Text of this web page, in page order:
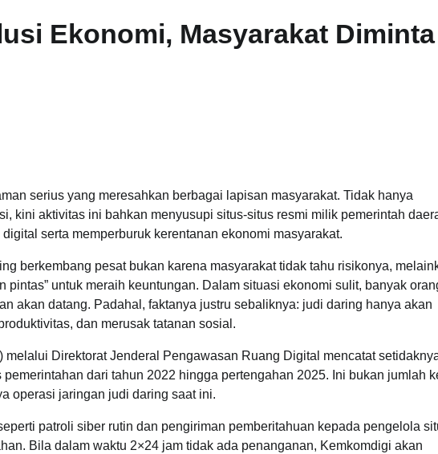
Ekonomi, Masyarakat Diminta
serius yang meresahkan berbagai lapisan masyarakat. Tidak hanya
kini aktivitas ini bahkan menyusupi situs-situs resmi milik pemerintah
serta memperburuk kerentanan ekonomi masyarakat.
berkembang pesat bukan karena masyarakat tidak tahu risikonya,
pintas” untuk meraih keuntungan. Dalam situasi ekonomi sulit, banyak
akan datang. Padahal, faktanya justru sebaliknya: judi daring hanya akan
dan merusak tatanan sosial.
Direktorat Jenderal Pengawasan Ruang Digital mencatat
dari tahun 2022 hingga pertengahan 2025. Ini bukan jumlah
operasi jaringan judi daring saat ini.
patroli siber rutin dan pengiriman pemberitahuan kepada pengelola
Bila dalam waktu 2×24 jam tidak ada penanganan, Kemkomdigi akan